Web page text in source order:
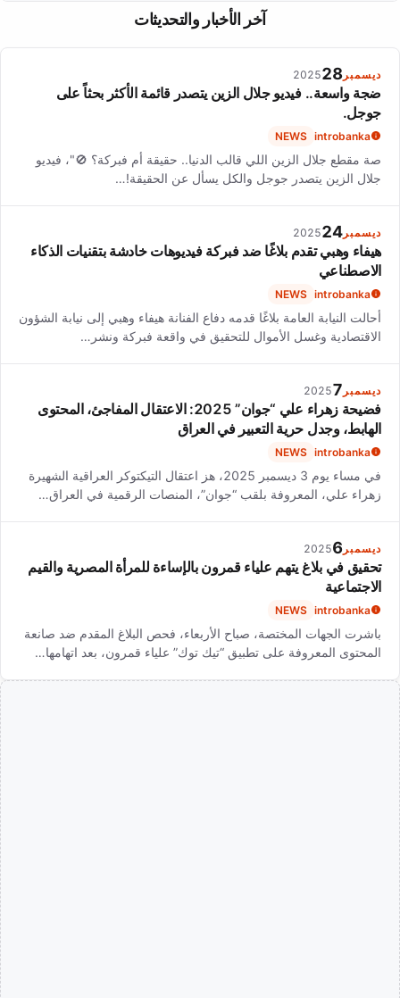
The future for Miya looks promising, as she has built a solid
foundation for her career. Her ability to expand her artistic
trajectory in the music industry.
آخر الأخبار والتحديثات
ديسمبر 28
2025
ضجة واسعة.. فيديو جلال الزين يتصدر قائمة الأكثر بحثاً على
جوجل.
introbanka
NEWS
صة مقطع جلال الزين اللي قالب الدنيا.. حقيقة أم فبركة؟ 🚫"، فيديو
جلال الزين يتصدر جوجل والكل يسأل عن الحقيقة!…
ديسمبر 24
2025
هيفاء وهبي تقدم بلاغًا ضد فبركة فيديوهات خادشة بتقنيات الذكاء
الاصطناعي
introbanka
NEWS
أحالت النيابة العامة بلاغًا قدمه دفاع الفنانة هيفاء وهبي إلى نيابة الشؤون
الاقتصادية وغسل الأموال للتحقيق في واقعة فبركة ونشر…
ديسمبر 7
2025
فضيحة زهراء علي “جوان” 2025: الاعتقال المفاجئ، المحتوى
الهابط، وجدل حرية التعبير في العراق
introbanka
NEWS
في مساء يوم 3 ديسمبر 2025، هز اعتقال التيكتوكر العراقية الشهيرة
زهراء علي، المعروفة بلقب “جوان”، المنصات الرقمية في العراق…
ديسمبر 6
2025
تحقيق في بلاغ يتهم علياء قمرون بالإساءة للمرأة المصرية والقيم
الاجتماعية
introbanka
NEWS
باشرت الجهات المختصة، صباح الأربعاء، فحص البلاغ المقدم ضد صانعة
المحتوى المعروفة على تطبيق “تيك توك” علياء قمرون، بعد اتهامها…